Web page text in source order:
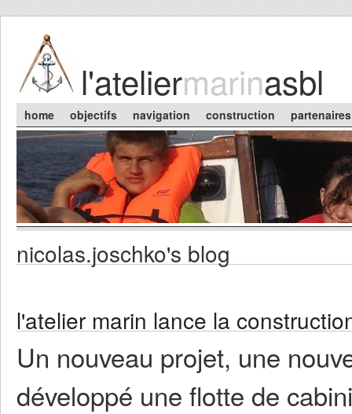
l'ateliermarinasbl
Main menu
home objectifs navigation construction partenaires
You are here
nicolas.joschko's blog
l'atelier marin lance la
Un nouveau projet, une
développé une flotte de